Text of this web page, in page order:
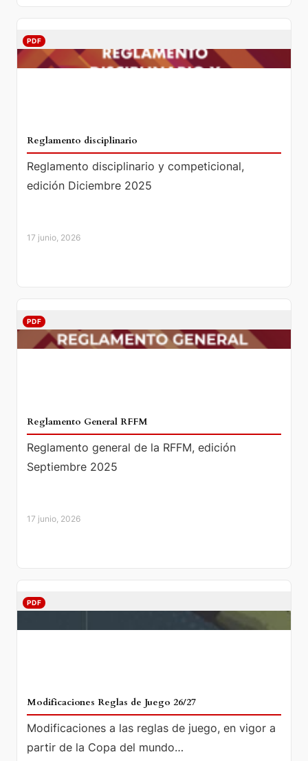
PDF
Reglamento disciplinario
Reglamento disciplinario y competicional,
edición Diciembre 2025
17 junio, 2026
PDF
Reglamento General RFFM
Reglamento general de la RFFM, edición
Septiembre 2025
17 junio, 2026
PDF
Modificaciones Reglas de Juego 26/27
Modificaciones a las reglas de juego, en vigor a
partir de la Copa del mundo…